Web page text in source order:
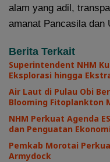
alam yang adil,
amanat Pancasila dan
Berita Terkait
Superintendent NHM
Eksplorasi hingga
Air Laut di Pulau Obi
Blooming Fitoplankton
NHM Perkuat Agenda
dan Penguatan
Pemkab Morotai
Armydock